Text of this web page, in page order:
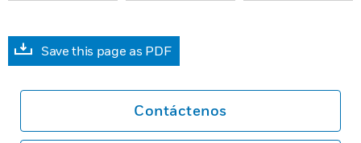
Save this page as PDF
Contáctenos